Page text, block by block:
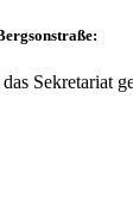
Sekretariat